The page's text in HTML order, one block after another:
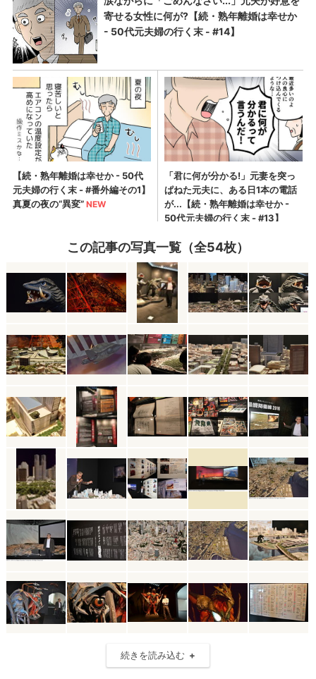
この記事の写真一覧（全54枚）
続きを読み込む